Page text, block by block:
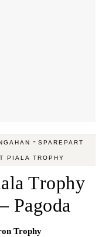
- SPAREPART
PIALA TROPHY
Trophy
Pagoda
Trophy